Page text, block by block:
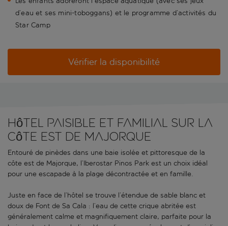
d’eau et ses mini-toboggans) et le programme d’activités du
Star Camp
Vérifier la disponibilité
Hôtel paisible et familial sur la
côte est de Majorque
Entouré de pinèdes dans une baie isolée et pittoresque de la
côte est de Majorque, l’Iberostar Pinos Park est un choix idéal
pour une escapade à la plage décontractée et en famille.
Juste en face de l’hôtel se trouve l’étendue de sable blanc et
doux de Font de Sa Cala : l’eau de cette crique abritée est
généralement calme et magnifiquement claire, parfaite pour la